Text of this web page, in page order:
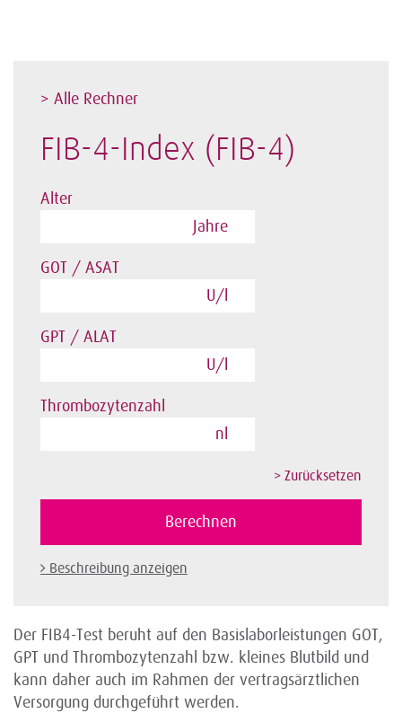
> Alle Rechner
FIB-4-Index (FIB-4)
Alter
Jahre
GOT / ASAT
U/l
GPT / ALAT
U/l
Thrombozytenzahl
nl
Beschreibung anzeigen
Der FIB4-Test beruht auf den Basislaborleistungen GOT,
GPT und Thrombozytenzahl bzw. kleines Blutbild und
kann daher auch im Rahmen der vertragsärztlichen
Versorgung durchgeführt werden.